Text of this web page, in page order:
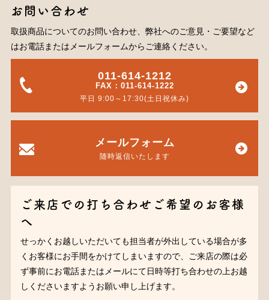
お問い合わせ
取扱商品についてのお問い合わせ、弊社へのご意見・ご要望など
はお電話またはメールフォームからご連絡ください。
011-614-1212
FAX：011-614-1222
平日 9:00～17:30(土日祝休み)
メールフォーム
随時返信いたします
ご来店での打ち合わせご希望のお客様
へ
せっかくお越しいただいても担当者が外出している場合が多
くお客様にお手間をかけてしまいますので、ご来店の際は必
ず事前にお電話またはメールにて日時等打ち合わせの上お越
しくださいますようお願い申し上げます。